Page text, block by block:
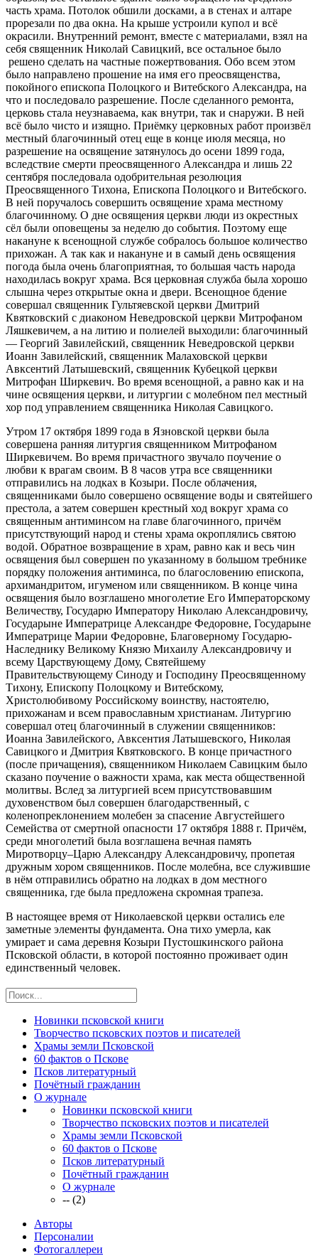
часть храма. Потолок обшили досками, а в стенах и алтаре
прорезали по два окна. На крыше устроили купол и всё
окрасили. Внутренний ремонт, вместе с материалами, взял на
себя священник Николай Савицкий, все остальное было
решено сделать на частные пожертвования. Обо всем этом
было направлено прошение на имя его преосвященства,
покойного епископа Полоцкого и Витебского Александра, на
что и последовало разрешение. После сделанного ремонта,
церковь стала неузнаваема, как внутри, так и снаружи. В ней
всё было чисто и изящно. Приёмку церковных работ произвёл
местный благочинный отец еще в конце июля месяца, но
разрешение на освящение затянулось до осени 1899 года,
вследствие смерти преосвященного Александра и лишь 22
сентября последовала одобрительная резолюция
Преосвященного Тихона, Епископа Полоцкого и Витебского.
В ней поручалось совершить освящение храма местному
благочинному. О дне освящения церкви люди из окрестных
сёл были оповещены за неделю до события. Поэтому еще
накануне к всенощной службе собралось большое количество
прихожан. А так как и накануне и в самый день освящения
погода была очень благоприятная, то большая часть народа
находилась вокруг храма. Вся церковная служба была хорошо
слышна через открытые окна и двери. Всенощное бдение
совершал священник Гультяевской церкви Дмитрий
Квятковский с диаконом Неведровской церкви Митрофаном
Ляшкевичем, а на литию и полиелей выходили: благочинный
— Георгий Завилейский, священник Неведровской церкви
Иоанн Завилейский, священник Малаховской церкви
Авксентий Латышевский, священник Кубецкой церкви
Митрофан Ширкевич. Во время всенощной, а равно как и на
чине освящения церкви, и литургии с молебном пел местный
хор под управлением священника Николая Савицкого.
Утром 17 октября 1899 года в Язновской церкви была
совершена ранняя литургия священником Митрофаном
Ширкевичем. Во время причастного звучало поучение о
любви к врагам своим. В 8 часов утра все священники
отправились на лодках в Козыри. После облачения,
священниками было совершено освящение воды и святейшего
престола, а затем совершен крестный ход вокруг храма со
священным антиминсом на главе благочинного, причём
присутствующий народ и стены храма окроплялись святою
водой. Обратное возвращение в храм, равно как и весь чин
освящения был совершен по указанному в большом требнике
порядку положения антиминса, по благословению епископа,
архимандритом, игуменом или священником. В конце чина
освящения было возглашено многолетие Его Императорскому
Величеству, Государю Императору Николаю Александровичу,
Государыне Императрице Александре Федоровне, Государыне
Императрице Марии Федоровне, Благоверному Государю-
Наследнику Великому Князю Михаилу Александровичу и
всему Царствующему Дому, Святейшему
Правительствующему Синоду и Господину Преосвященному
Тихону, Епископу Полоцкому и Витебскому,
Христолюбивому Российскому воинству, настоятелю,
прихожанам и всем православным христианам. Литургию
совершал отец благочинный в служении священников:
Иоанна Завилейского, Авксентия Латышевского, Николая
Савицкого и Дмитрия Квятковского. В конце причастного
(после причащения), священником Николаем Савицким было
сказано поучение о важности храма, как места общественной
молитвы. Вслед за литургией всем присутствовавшим
духовенством был совершен благодарственный, с
коленопреклонением молебен за спасение Августейшего
Семейства от смертной опасности 17 октября 1888 г. Причём,
среди многолетий была возглашена вечная память
Миротворцу–Царю Александру Александровичу, пропетая
дружным хором священников. После молебна, все служившие
в нём отправились обратно на лодках в дом местного
священника, где была предложена скромная трапеза.
В настоящее время от Николаевской церкви остались еле
заметные элементы фундамента. Она тихо умерла, как
умирает и сама деревня Козыри Пустошкинского района
Псковской области, в которой постоянно проживает один
единственный человек.
Новинки псковской книги
Творчество псковских поэтов и писателей
Храмы земли Псковской
60 фактов о Пскове
Псков литературный
Почётный гражданин
О журнале
Новинки псковской книги
Творчество псковских поэтов и писателей
Храмы земли Псковской
60 фактов о Пскове
Псков литературный
Почётный гражданин
О журнале
-- (2)
Авторы
Персоналии
Фотогаллереи